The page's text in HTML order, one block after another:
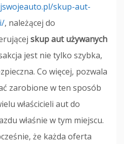
skup-aut-
, należącej do
skup aut używanych
jest nie tylko szybka,
Co więcej, pozwala
zarobione w ten sposób
właścicieli aut do
właśnie w tym miejscu.
że każda oferta